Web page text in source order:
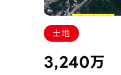
土地
3,240万